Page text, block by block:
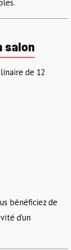
salon
de 12
bénéficiez de
d’un